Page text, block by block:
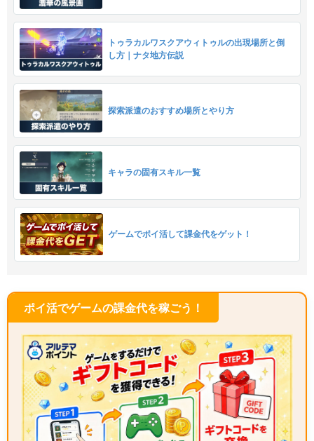
トゥラカルワスクアウィトゥルの出現場所と倒
し方｜ナタ地方伝説
探索派遣のおすすめ場所とやり方
キャラの固有スキル一覧
ゲームでポイ活して課金代をゲット！
ポイ活でゲームの課金代を稼ごう！